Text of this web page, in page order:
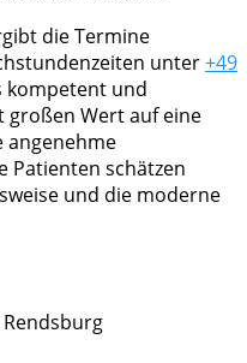
die Termine
unter+49
kompetent und
großen Wert auf eine
angenehme
Patienten schätzen
und die moderne